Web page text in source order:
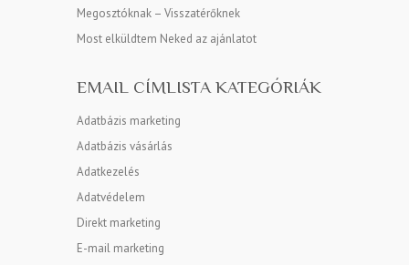
Megosztóknak – Visszatérőknek
Most elküldtem Neked az ajánlatot
EMAIL CÍMLISTA KATEGÓRIÁK
Adatbázis marketing
Adatbázis vásárlás
Adatkezelés
Adatvédelem
Direkt marketing
E-mail marketing